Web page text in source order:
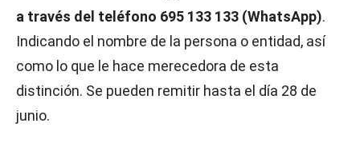
a través del teléfono 695 133 133 (WhatsApp).
Indicando el nombre de la persona o entidad, así
como lo que le hace merecedora de esta
distinción. Se pueden remitir hasta el día 28 de
junio.